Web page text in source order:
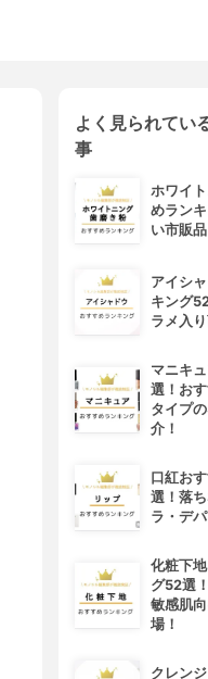
よく見られてい
事
ホワイ
めラン
い市販
アイシ
キング
ラメ入
マニキ
選！お
タイプ
介！
口紅お
選！落
ラ・デ
化粧下
グ52選
敏感肌
場！
クレン